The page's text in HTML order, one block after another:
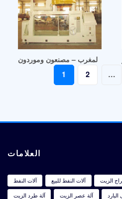
في المغرب – مصنعون وموردون
pagination
1 2 …
العلامات
آلات النفط آلات النفط للبيع الزيت
آلة طرد الزيت
آلة عصر الزيت